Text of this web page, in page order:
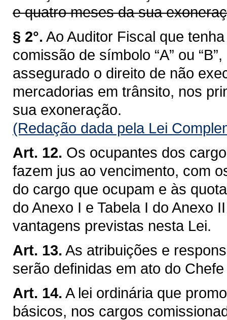
e quatro meses da sua
§ 2°. Ao Auditor Fiscal que
comissão de símbolo “A” ou
assegurado o direito de não
mercadorias em trânsito, nos
sua exoneração.
(Redação dada pela Lei
Art. 12. Os ocupantes dos
fazem jus ao vencimento, com
do cargo que ocupam e às
do Anexo I e Tabela I do Anexo
vantagens previstas nesta Lei.
Art. 13. As atribuições e
serão definidas em ato do
Art. 14. A lei ordinária que
básicos, nos cargos